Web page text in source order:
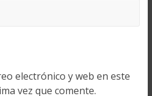
electrónico y web en este
vez que comente.